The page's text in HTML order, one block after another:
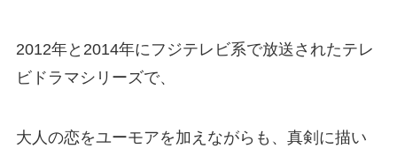
2012年と2014年にフジテレビ系で放送されたテレ
ビドラマシリーズで、
大人の恋をユーモアを加えながらも、真剣に描い